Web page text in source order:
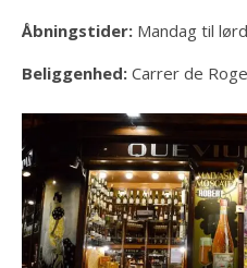
Åbningstider: Mandag til
Beliggenhed: Carrer de